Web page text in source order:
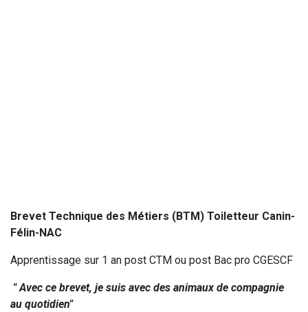
Brevet Technique des Métiers (BTM) Toiletteur Canin-
Félin-NAC
Apprentissage sur 1 an post CTM ou post Bac pro CGESCF
" Avec ce brevet, je suis avec des animaux de compagnie
au quotidien"